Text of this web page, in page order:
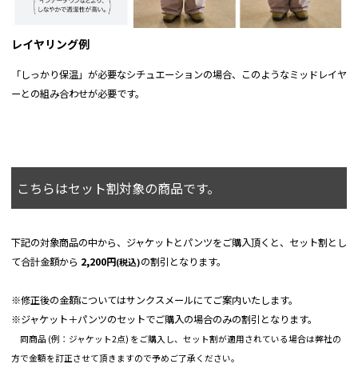
レイヤリング例
「しっかり保温」が必要なシチュエーションの場合、このようなミッドレイヤ
ーとの組み合わせが必要です。
こちらはセット割対象の商品です。
下記の対象商品の中から、ジャケットとパンツをご購入頂くと、セット割とし
て合計金額から 2,200円(税込)の割引となります。
※修正後の金額についてはサンクスメールにてご案内いたします。
※ジャケット＋パンツのセットでご購入の場合のみの割引となります。
同商品 (例：ジャケット2点) をご購入し、セット割が適用されている場合は弊社の
方で金額を訂正させて頂きますので予めご了承ください。